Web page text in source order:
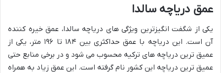
عمق دریاچه سالدا
یکی از شگفت انگیزترین ویژگی های دریاچه سالدا، عمق خیره کننده
آن است. این دریاچه با عمق حداکثری بین ۱۸۴ تا ۱۹۶ متر، یکی از
عمیق ترین دریاچه های ترکیه محسوب می شود و در برخی منابع حتی
عمیق ترین دریاچه این کشور نام گرفته است. این عمق زیاد به همراه